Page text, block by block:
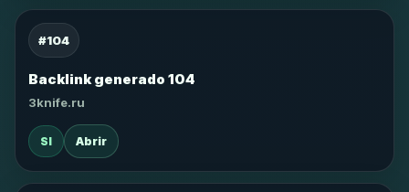
#104
Backlink generado 104
3knife.ru
SI Abrir